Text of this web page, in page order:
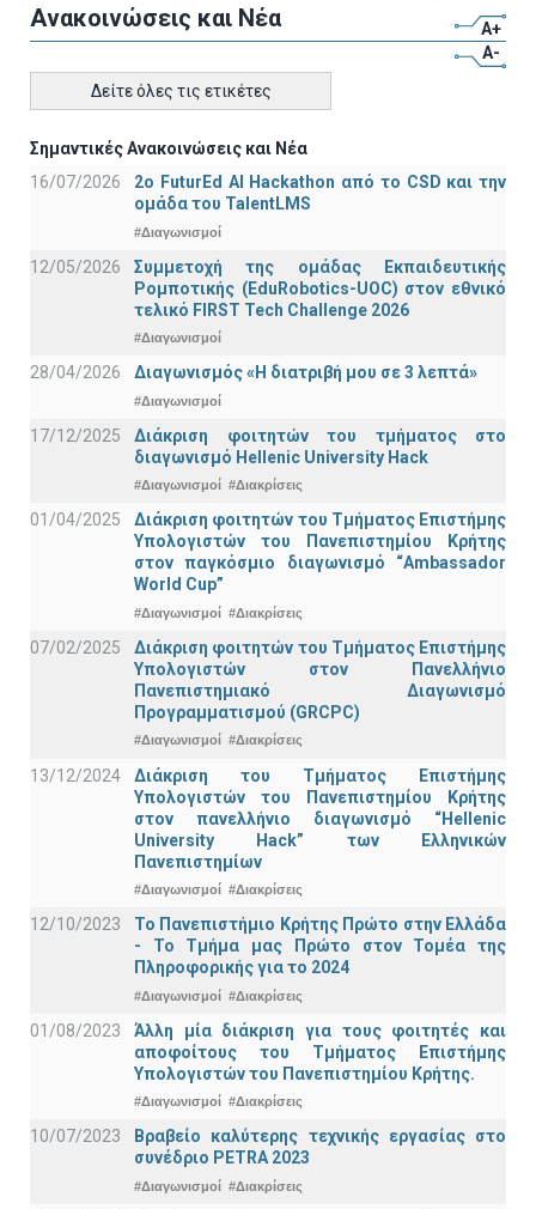
Ανακοινώσεις και Νέα
A+
A-
Δείτε όλες τις ετικέτες
Σημαντικές Ανακοινώσεις και Νέα
16/07/2026
2o FuturEd AI Hackathon από το CSD και την
ομάδα του TalentLMS
#Διαγωνισμοί
12/05/2026
Συμμετοχή της ομάδας Εκπαιδευτικής
Ρομποτικής (EduRobotics-UOC) στον εθνικό
τελικό FIRST Tech Challenge 2026
#Διαγωνισμοί
28/04/2026 Διαγωνισμός «Η διατριβή μου σε 3 λεπτά»
#Διαγωνισμοί
17/12/2025
Διάκριση φοιτητών του τμήματος στο
διαγωνισμό Hellenic University Hack
#Διαγωνισμοί #Διακρίσεις
01/04/2025
Διάκριση φοιτητών του Τμήματος Επιστήμης
Υπολογιστών του Πανεπιστημίου Κρήτης
στον παγκόσμιο διαγωνισμό “Ambassador
World Cup”
#Διαγωνισμοί #Διακρίσεις
07/02/2025
Διάκριση φοιτητών του Τμήματος Επιστήμης
Υπολογιστών στον Πανελλήνιο
Πανεπιστημιακό Διαγωνισμό
Προγραμματισμού (GRCPC)
#Διαγωνισμοί #Διακρίσεις
13/12/2024
Διάκριση του Τμήματος Επιστήμης
Υπολογιστών του Πανεπιστημίου Κρήτης
στον πανελλήνιο διαγωνισμό “Hellenic
University Hack” των Ελληνικών
Πανεπιστημίων
#Διαγωνισμοί #Διακρίσεις
12/10/2023
Το Πανεπιστήμιο Κρήτης Πρώτο στην Ελλάδα
- Το Τμήμα μας Πρώτο στον Τομέα της
Πληροφορικής για το 2024
#Διαγωνισμοί #Διακρίσεις
01/08/2023
Άλλη μία διάκριση για τους φοιτητές και
αποφοίτους του Τμήματος Επιστήμης
Υπολογιστών του Πανεπιστημίου Κρήτης.
#Διαγωνισμοί #Διακρίσεις
10/07/2023
Βραβείο καλύτερης τεχνικής εργασίας στο
συνέδριο PETRA 2023
#Διαγωνισμοί #Διακρίσεις